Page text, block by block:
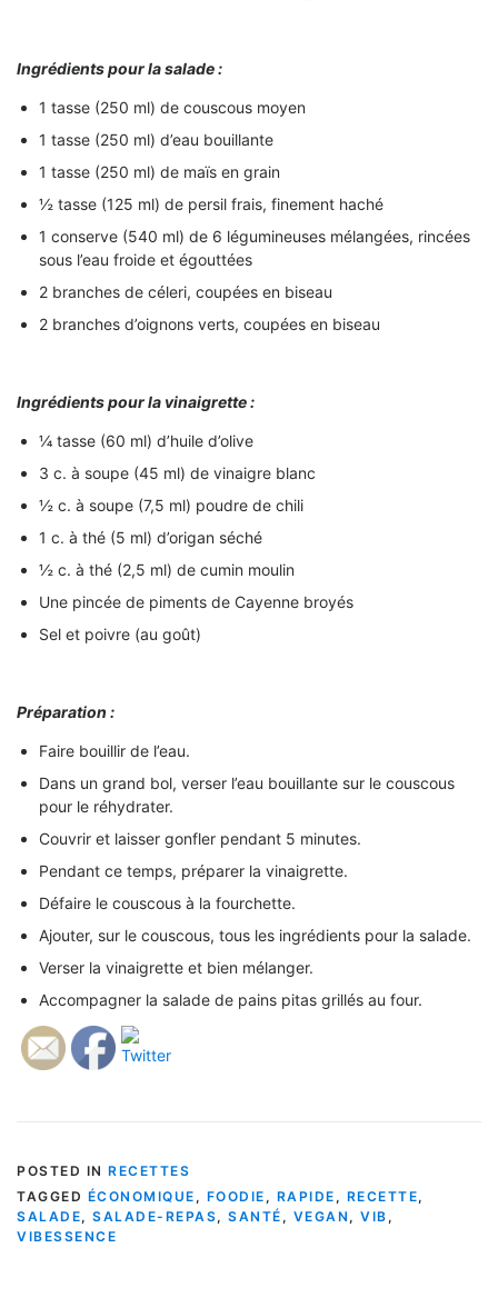
Ingrédients pour la salade :
1 tasse (250 ml) de couscous moyen
1 tasse (250 ml) d’eau bouillante
1 tasse (250 ml) de maïs en grain
½ tasse (125 ml) de persil frais, finement haché
1 conserve (540 ml) de 6 légumineuses mélangées, rincées
sous l’eau froide et égouttées
2 branches de céleri, coupées en biseau
2 branches d’oignons verts, coupées en biseau
Ingrédients pour la vinaigrette :
¼ tasse (60 ml) d’huile d’olive
3 c. à soupe (45 ml) de vinaigre blanc
½ c. à soupe (7,5 ml) poudre de chili
1 c. à thé (5 ml) d’origan séché
½ c. à thé (2,5 ml) de cumin moulin
Une pincée de piments de Cayenne broyés
Sel et poivre (au goût)
Préparation :
Faire bouillir de l’eau.
Dans un grand bol, verser l’eau bouillante sur le couscous
pour le réhydrater.
Couvrir et laisser gonfler pendant 5 minutes.
Pendant ce temps, préparer la vinaigrette.
Défaire le couscous à la fourchette.
Ajouter, sur le couscous, tous les ingrédients pour la salade.
Verser la vinaigrette et bien mélanger.
Accompagner la salade de pains pitas grillés au four.
POSTED IN RECETTES
TAGGED ÉCONOMIQUE , FOODIE , RAPIDE , RECETTE,
SALADE, SALADE-REPAS, SANTÉ , VEGAN , VIB ,
VIBESSENCE